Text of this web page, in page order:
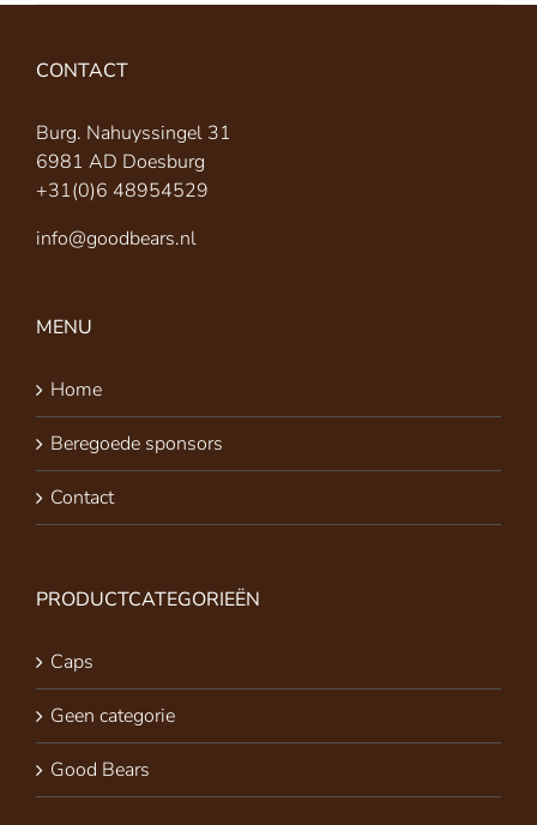
CONTACT
Burg. Nahuyssingel 31
6981 AD Doesburg
+31(0)6 48954529
info@goodbears.nl
MENU
Home
Beregoede sponsors
Contact
PRODUCTCATEGORIEËN
Caps
Geen categorie
Good Bears